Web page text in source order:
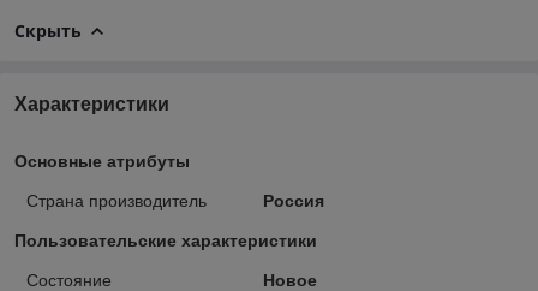
Скрыть
Характеристики
Основные атрибуты
Страна производитель Россия
Пользовательские характеристики
Состояние
Новое